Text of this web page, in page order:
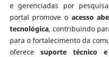
e gerenciadas por
portal promove o acesso
tecnológica, contribuindo
para o fortalecimento da
oferece suporte técnico